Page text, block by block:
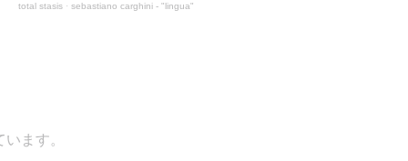
total stasis · sebastiano carghini - "lingua"
す。